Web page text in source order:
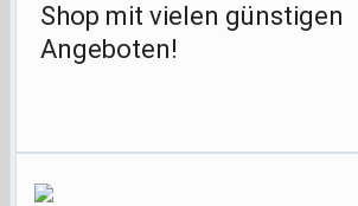
Shop mit vielen günstigen
Angeboten!